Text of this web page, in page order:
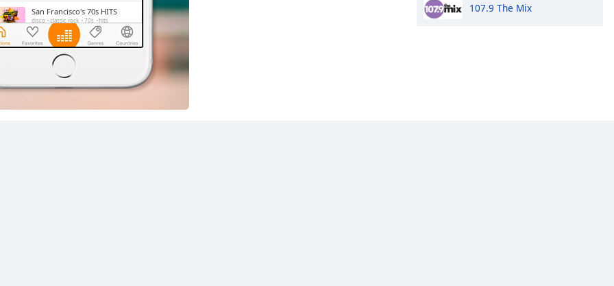
San Francisco's 70s HITS
disco classic rock 70s hits
Absolute Chillout
lounge downtempo easy listening
Side Street Radio
progressive house club
107.9 The Mix